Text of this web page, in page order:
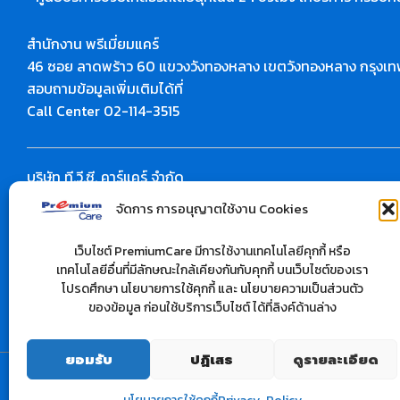
จัดการ การอนุญาตใช้งาน Cookies
เว็บไซต์ PremiumCare มีการใช้งานเทคโนโลยีคุกกี้ หรือ
เทคโนโลยีอื่นที่มีลักษณะใกล้เคียงกันกับคุกกี้ บนเว็บไซต์ของเรา
โปรดศึกษา นโยบายการใช้คุกกี้ และ นโยบายความเป็นส่วนตัว
ของข้อมูล ก่อนใช้บริการเว็บไซต์ ได้ที่ลิงค์ด้านล่าง
ยอมรับ ปฏิเสธ ดูรายละเอียด
สำนักงาน พรีเมี่ยมแคร์
46 ซอย ลาดพร้าว 60 แขวงวังทองหลาง เขตวังทองหลาง กรุงเ
สอบถามข้อมูลเพิ่มเติมได้ที่
Call Center 02-114-3515
บริษัท ที.วี.ซี. คาร์แคร์ จำกัด
สำนักงาน : 10/37 ซอยลาดพร้าว 28 ถนนลาดพร้าว
แขวงจันทรเกษม เขตวังทองหลาง กรุงเทพฯ 10900 จำกัด
สอบถามข้อมูลเพิ่มเติมได้ที่
โทร : 02-512-0283
เว็ปไซต์ :www.premium-carcare.com
Copyright © 2026 premium care.in.th | Powered by